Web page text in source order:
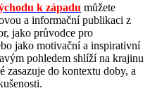
k západu můžete
a informační publikaci z
jako průvodce pro
jako motivační a inspirativní
pohledem shlíží na krajinu
zasazuje do kontextu doby, a